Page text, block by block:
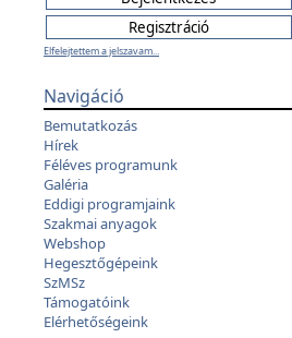
Elfelejtettem a jelszavam...
Navigáció
Bemutatkozás
Hírek
Féléves programunk
Galéria
Eddigi programjaink
Szakmai anyagok
Webshop
Hegesztőgépeink
SzMSz
Támogatóink
Elérhetőségeink